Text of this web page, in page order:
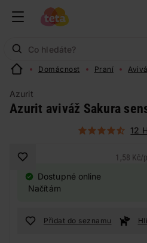
Domácnost Praní
Azurit
Azurit aviváž Sakura
12
1,58 Kč/
Dostupné online
Načítám
Přidat do seznamu